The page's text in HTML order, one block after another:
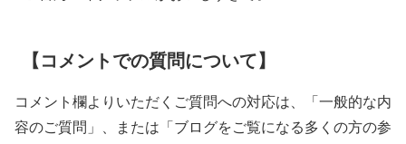
【コメントでの質問について】
コメント欄よりいただくご質問への対応は、「一般的な内
容のご質問」、または「ブログをご覧になる多くの方の参